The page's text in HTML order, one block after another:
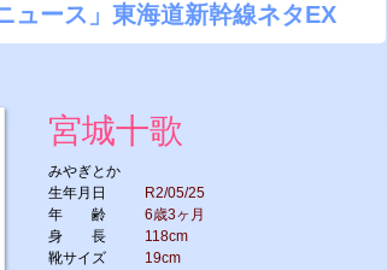
ュース」東海道新幹線ネタEX
宮城十歌
みやぎとか
生年月日
R2/05/25
年 齢
6歳3ヶ月
身 長
118cm
靴サイズ
19cm